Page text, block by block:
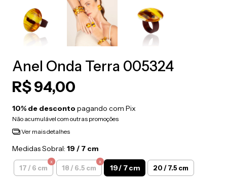
Anel Onda Terra 005324
R$ 94,00
10% de desconto pagando com Pix
Não acumulável com outras promoções
Ver mais detalhes
Medidas Sobral: 19 / 7 cm
17 / 6 cm 18 / 6.5 cm 19 / 7 cm 20 / 7.5 cm